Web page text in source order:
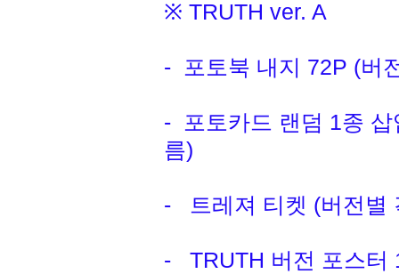
※ TRUTH ver. A
- 포토북 내지 72P (버
- 포토카드 랜덤 1종 삽
름)
- 트레져 티켓 (버전별
- TRUTH 버전 포스터